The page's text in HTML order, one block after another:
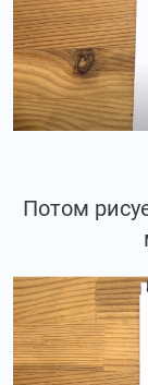
Потом